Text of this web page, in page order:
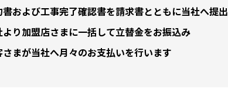
書および工事完了確認書を請求書とともに当社へ提出
より加盟店さまに一括して立替金をお振込み
さまが当社へ月々のお支払いを行います